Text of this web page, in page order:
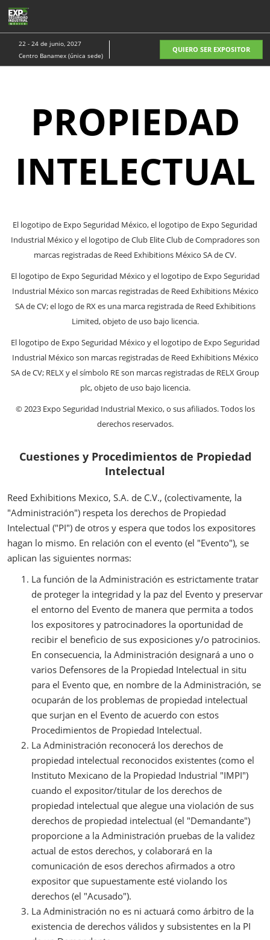
Saltar
al
contenido
22 - 24 de junio, 2027
Centro Banamex (única sede)
QUIERO SER EXPOSITOR
PROPIEDAD
INTELECTUAL
El logotipo de Expo Seguridad México, el logotipo de Expo Seguridad
Industrial México y el logotipo de Club Elite Club de Compradores son
marcas registradas de Reed Exhibitions México SA de CV.
El logotipo de Expo Seguridad México y el logotipo de Expo Seguridad
Industrial México son marcas registradas de Reed Exhibitions México
SA de CV; el logo de RX es una marca registrada de Reed Exhibitions
Limited, objeto de uso bajo licencia.
El logotipo de Expo Seguridad México y el logotipo de Expo Seguridad
Industrial México son marcas registradas de Reed Exhibitions México
SA de CV; RELX y el símbolo RE son marcas registradas de RELX Group
plc, objeto de uso bajo licencia.
© 2023 Expo Seguridad Industrial Mexico, o sus afiliados. Todos los
derechos reservados.
Cuestiones y Procedimientos de Propiedad
Intelectual
Reed Exhibitions Mexico, S.A. de C.V., (colectivamente, la
"Administración") respeta los derechos de Propiedad
Intelectual ("PI") de otros y espera que todos los expositores
hagan lo mismo. En relación con el evento (el "Evento"), se
aplican las siguientes normas:
La función de la Administración es estrictamente tratar
de proteger la integridad y la paz del Evento y preservar
el entorno del Evento de manera que permita a todos
los expositores y patrocinadores la oportunidad de
recibir el beneficio de sus exposiciones y/o patrocinios.
En consecuencia, la Administración designará a uno o
varios Defensores de la Propiedad Intelectual in situ
para el Evento que, en nombre de la Administración, se
ocuparán de los problemas de propiedad intelectual
que surjan en el Evento de acuerdo con estos
Procedimientos de Propiedad Intelectual.
La Administración reconocerá los derechos de
propiedad intelectual reconocidos existentes (como el
Instituto Mexicano de la Propiedad Industrial "IMPI")
cuando el expositor/titular de los derechos de
propiedad intelectual que alegue una violación de sus
derechos de propiedad intelectual (el "Demandante")
proporcione a la Administración pruebas de la validez
actual de estos derechos, y colaborará en la
comunicación de esos derechos afirmados a otro
expositor que supuestamente esté violando los
derechos (el "Acusado").
La Administración no es ni actuará como árbitro de la
existencia de derechos válidos y subsistentes en la PI